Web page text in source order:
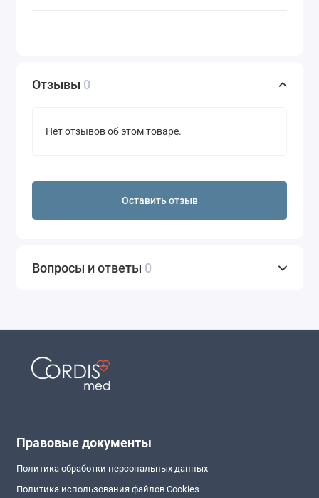
Отзывы 0
Нет отзывов об этом товаре.
Оставить отзыв
Вопросы и ответы 0
Правовые документы
Политика обработки персональных данных
Политика использования файлов Cookies